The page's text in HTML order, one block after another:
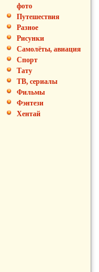
фото
Путешествия
Разное
Рисунки
Самолёты, авиация
Спорт
Тату
ТВ, сериалы
Фильмы
Фэнтези
Хентай